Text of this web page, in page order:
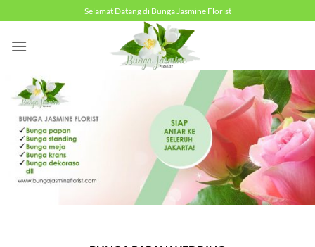
to
content
Selamat Datang di Bunga Jasmine Florist